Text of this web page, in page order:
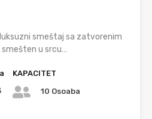
smeštaj sa zatvorenim
smešten u srcu…
KAPACITET
10 Osoaba